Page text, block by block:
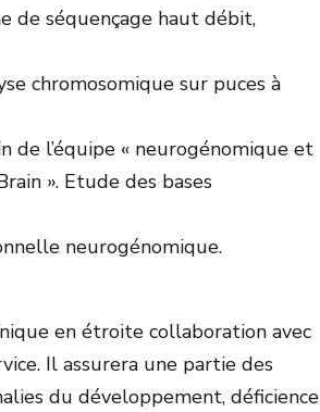
de séquençage haut débit,
chromosomique sur puces à
de l’équipe « neurogénomique et
». Etude des bases
neurogénomique.
en étroite collaboration avec
Il assurera une partie des
du développement, déficience